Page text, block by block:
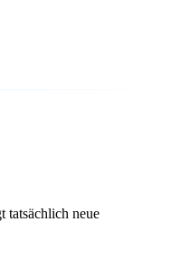
tatsächlich neue